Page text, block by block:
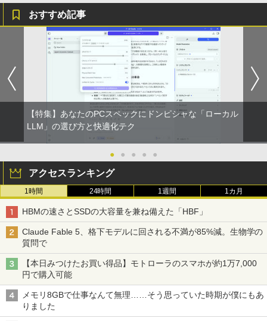
おすすめ記事
【特集】あなたのPCスペックにドンピシャな「ローカル
LLM」の選び方と快適化テク
● ● ● ● ●
アクセスランキング
1時間 24時間 1週間 1カ月
HBMの速さとSSDの大容量を兼ね備えた「HBF」
Claude Fable 5、格下モデルに回される不満が85%減。生物学の
質問で
【本日みつけたお買い得品】モトローラのスマホが約1万7,000
円で購入可能
メモリ8GBで仕事なんて無理……そう思っていた時期が僕にもあ
りました